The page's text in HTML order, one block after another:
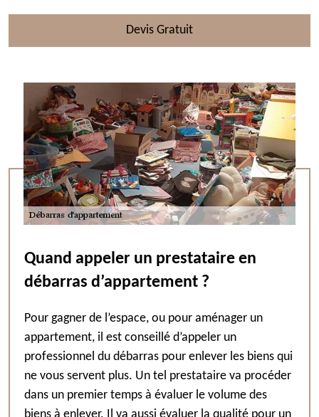
Devis Gratuit
Quand appeler un prestataire en
débarras d’appartement ?
Pour gagner de l’espace, ou pour aménager un
appartement, il est conseillé d’appeler un
professionnel du débarras pour enlever les biens qui
ne vous servent plus. Un tel prestataire va procéder
dans un premier temps à évaluer le volume des